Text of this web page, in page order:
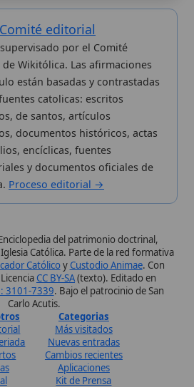
del patrimonio doctrinal,
Católica. Parte de la red formativa
CC BY-SA(texto). Editado en
7339 . Bajo el patrocinio de San
Carlo Acutis.
Categorias
Más visitados
Nuevas entradas
Cambios recientes
Aplicaciones
Kit de Prensa
Widgets para tu web
regular